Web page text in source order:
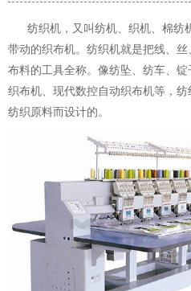
纺织机，又叫纺机、织机、棉纺
带动的织布机。纺织机就是把线、
布料的工具全称。像纺坠、纺车、
织布机、现代数控自动织布机等，
纺织原料而设计的。